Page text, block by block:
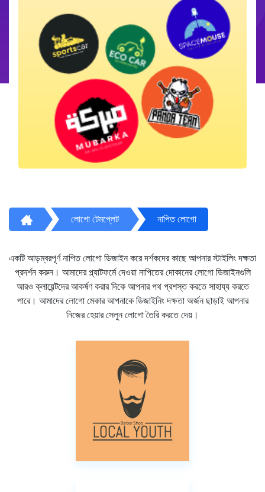
লোগো টেমপ্লেট নাপিত লোগো
একটি আড়ম্বরপূর্ণ নাপিত লোগো ডিজাইন করে দর্শকদের কাছে আপনার স্টাইলিং দক্ষতা
প্রদর্শন করুন। আমাদের প্ল্যাটফর্মে দেওয়া নাপিতের দোকানের লোগো ডিজাইনগুলি
আরও ক্লায়েন্টদের আকর্ষণ করার দিকে আপনার পথ প্রশস্ত করতে সাহায্য করতে
পারে। আমাদের লোগো মেকার আপনাকে ডিজাইনিং দক্ষতা অর্জন ছাড়াই আপনার
নিজের হেয়ার সেলুন লোগো তৈরি করতে দেয়।